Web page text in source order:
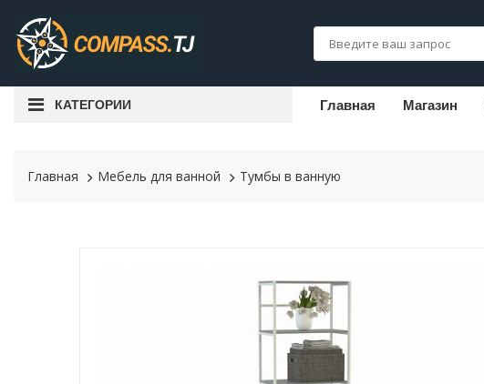
КАТЕГОРИИ Главная Магазин
Главная Мебель для ванной Тумбы в ванную